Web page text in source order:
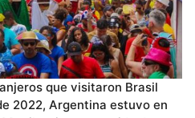
que visitaron Brasil
2022, Argentina estuvo en